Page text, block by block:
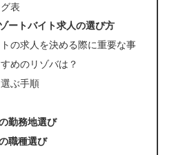
表
ートバイト求人の選び方
の求人を決める際に重要な事
めのリゾバは？
ぶ手順
勤務地選び
職種選び